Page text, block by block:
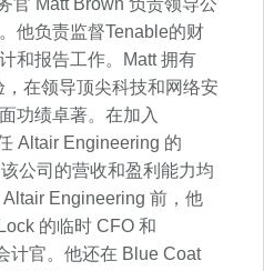
官 Matt Brown 负责领导公
他负责监督Tenable的财
和报告工作。Matt 拥有
在领导顶尖科技和网络安
功绩卓著。在加入
Altair Engineering 的
公司的营收和盈利能力均
Engineering 前，他
的临时 CFO 和
计官。他还在 Blue Coat